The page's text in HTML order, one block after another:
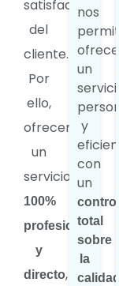
satisfacción
del
cliente.
Por
ello,
ofrecemos
un
servicio
100%
profesional
y
directo,
nos
un
y
con
un
control
total
sobre
la
calidad